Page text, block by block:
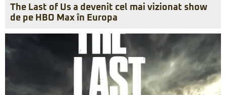
The Last of Us a devenit cel mai vizionat show
de pe HBO Max în Europa